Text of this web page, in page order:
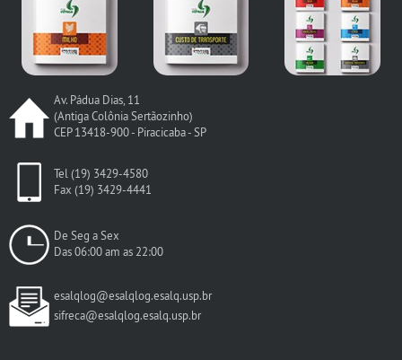
Av. Pádua Dias, 11
(Antiga Colônia Sertãozinho)
CEP 13418-900 - Piracicaba - SP
Tel (19) 3429-4580
Fax (19) 3429-4441
De Seg a Sex
Das 06:00 am as 22:00
esalqlog@esalqlog.esalq.usp.br
sifreca@esalqlog.esalq.usp.br